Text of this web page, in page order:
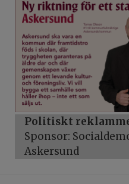
Politiskt
Sponsor:
Askersund